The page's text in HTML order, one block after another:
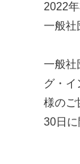
2022
一般社
一般社
グ・イ
様のご
30日に